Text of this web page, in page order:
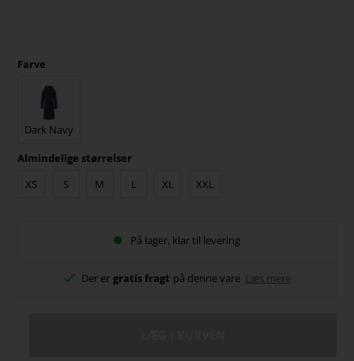
Farve
Dark Navy
Almindelige størrelser
XS
S M L XL XXL
På lager, klar til levering
Der er gratis fragt på denne vare Læs mere